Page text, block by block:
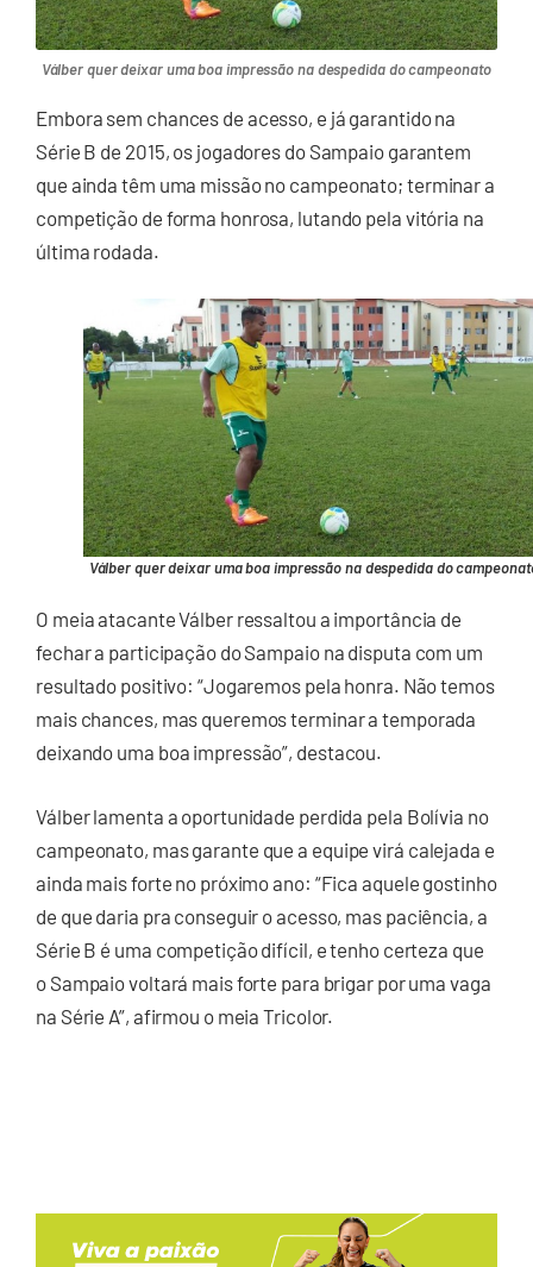
Válber quer deixar uma boa impressão na despedida do campeonato
Embora sem chances de acesso, e já garantido na
Série B de 2015, os jogadores do Sampaio garantem
que ainda têm uma missão no campeonato; terminar a
competição de forma honrosa, lutando pela vitória na
última rodada.
Válber quer deixar uma boa impressão na despedida do
O meia atacante Válber ressaltou a importância de
fechar a participação do Sampaio na disputa com um
resultado positivo: “Jogaremos pela honra. Não temos
mais chances, mas queremos terminar a temporada
deixando uma boa impressão”, destacou.
Válber lamenta a oportunidade perdida pela Bolívia no
campeonato, mas garante que a equipe virá calejada e
ainda mais forte no próximo ano: “Fica aquele gostinho
de que daria pra conseguir o acesso, mas paciência, a
Série B é uma competição difícil, e tenho certeza que
o Sampaio voltará mais forte para brigar por uma vaga
na Série A”, afirmou o meia Tricolor.